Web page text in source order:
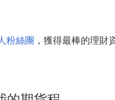
粉絲團 ，獲得最棒的理財